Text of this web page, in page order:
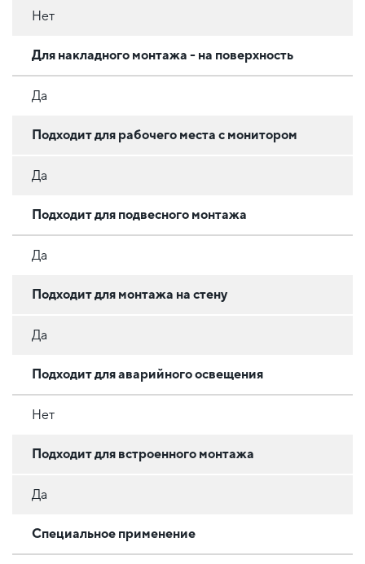
Нет
Для накладного монтажа - на поверхность
Да
Подходит для рабочего места с монитором
Да
Подходит для подвесного монтажа
Да
Подходит для монтажа на стену
Да
Подходит для аварийного освещения
Нет
Подходит для встроенного монтажа
Да
Специальное применение